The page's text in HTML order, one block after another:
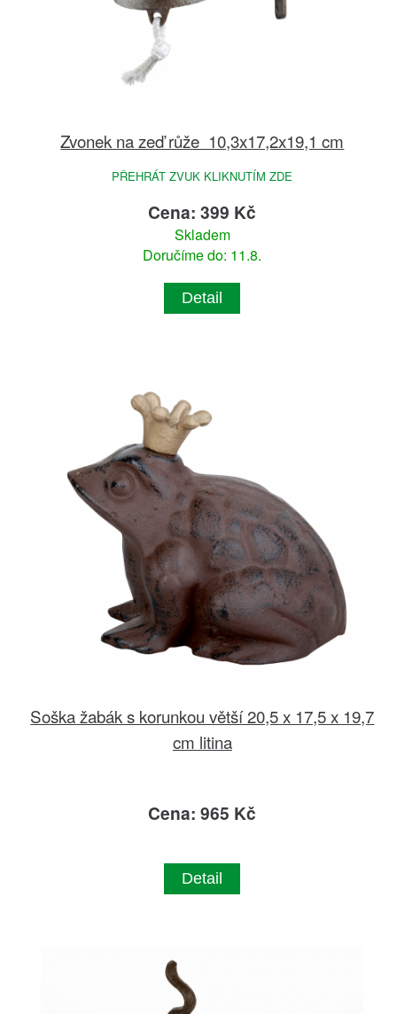
Zvonek na zeď růže 10,3x17,2x19,1 cm
PŘEHRÁT ZVUK KLIKNUTÍM ZDE
Cena: 399 Kč
Skladem
Doručíme do: 11.8.
Detail
Soška žabák s korunkou větší 20,5 x 17,5 x 19,7
cm litina
Cena: 965 Kč
Detail